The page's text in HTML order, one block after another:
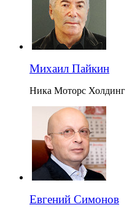
Михаил Пайкин
Ника Моторс Холдинг
Евгений Симонов